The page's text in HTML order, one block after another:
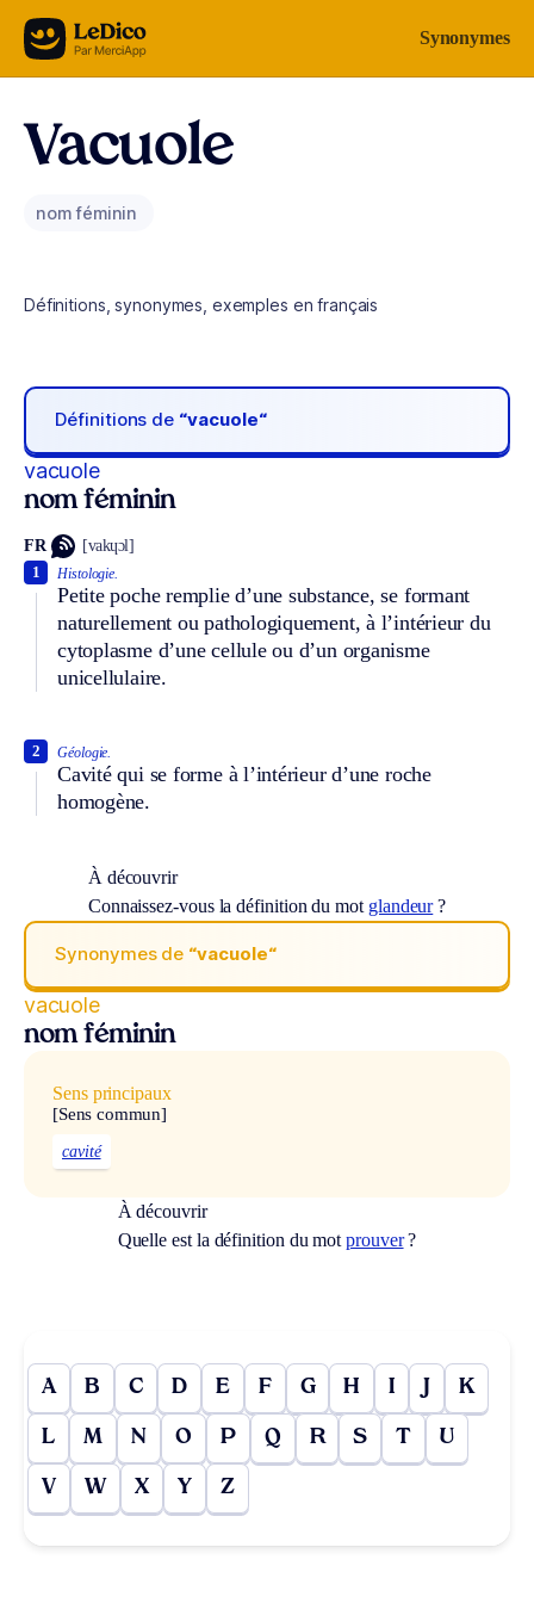
Aller au contenu Synonymes
Vacuole
nom féminin
Définitions, synonymes, exemples en français
Définitions de “vacuole“
vacuole
nom féminin
FR [vakɥɔl]
Histologie.
Petite poche remplie d’une substance, se formant
naturellement ou pathologiquement, à l’intérieur du
cytoplasme d’une cellule ou d’un organisme
unicellulaire.
1
Géologie.
Cavité qui se forme à l’intérieur d’une roche
homogène.
2
À découvrir
Connaissez-vous la définition du mot glandeur?
Synonymes de “vacuole“
vacuole
nom féminin
Sens principaux
[Sens commun]
cavité
À découvrir
Quelle est la définition du motprouver?
A B C D E F G H I J K
L M N O P Q R S T U
V W X Y Z